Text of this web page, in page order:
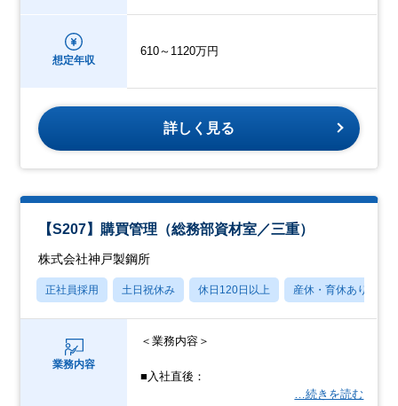
想定年収
610～1120万円
詳しく見る
【S207】購買管理（総務部資材室／三重）
株式会社神戸製鋼所
正社員採用 土日祝休み 休日120日以上 産休・育休あり
業務内容
＜業務内容＞
■入社直後：
…続きを読む